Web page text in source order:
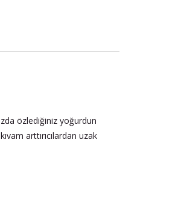
özlediğiniz yoğurdun
arttırıcılardan uzak